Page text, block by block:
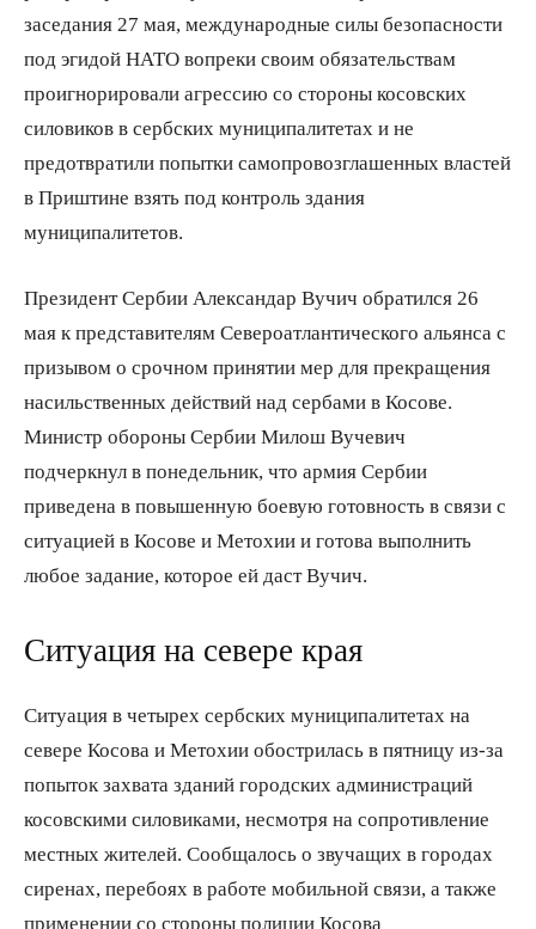
заседания 27 мая, международные силы безопасности
под эгидой НАТО вопреки своим обязательствам
проигнорировали агрессию со стороны косовских
силовиков в сербских муниципалитетах и не
предотвратили попытки самопровозглашенных властей
в Приштине взять под контроль здания
муниципалитетов.
Президент Сербии Александар Вучич обратился 26
мая к представителям Североатлантического альянса с
призывом о срочном принятии мер для прекращения
насильственных действий над сербами в Косове.
Министр обороны Сербии Милош Вучевич
подчеркнул в понедельник, что армия Сербии
приведена в повышенную боевую готовность в связи с
ситуацией в Косове и Метохии и готова выполнить
любое задание, которое ей даст Вучич.
Ситуация на севере края
Ситуация в четырех сербских муниципалитетах на
севере Косова и Метохии обострилась в пятницу из-за
попыток захвата зданий городских администраций
косовскими силовиками, несмотря на сопротивление
местных жителей. Сообщалось о звучащих в городах
сиренах, перебоях в работе мобильной связи, а также
применении со стороны полиции Косова